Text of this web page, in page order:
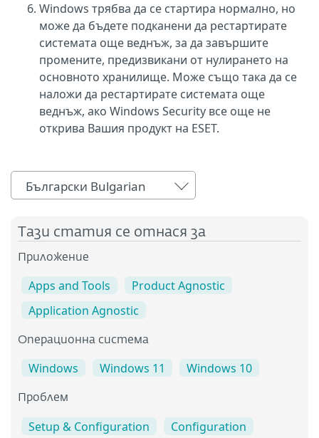
Windows трябва да се стартира нормално, но
може да бъдете подканени да рестартирате
системата още веднъж, за да завършите
промените, предизвикани от нулирането на
основното хранилище. Може също така да се
наложи да рестартирате системата още
веднъж, ако Windows Security все още не
открива Вашия продукт на ESET.
Български Bulgarian
Тази статия се отнася за
Приложение
Apps and Tools
Product Agnostic
Application Agnostic
Операционна система
Windows Windows 11 Windows 10
Проблем
Setup & Configuration
Configuration